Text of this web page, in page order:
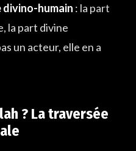
divino-humain : la part
la part divine
un acteur, elle en a
? La traversée